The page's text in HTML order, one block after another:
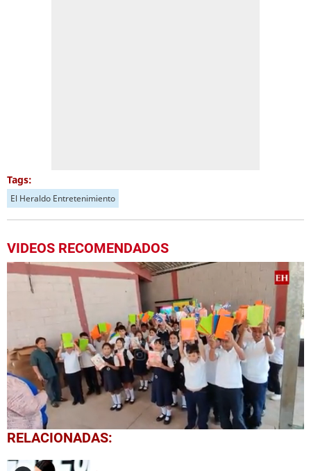
Tags:
El Heraldo Entretenimiento
VIDEOS RECOMENDADOS
0
seconds
RELACIONADAS: